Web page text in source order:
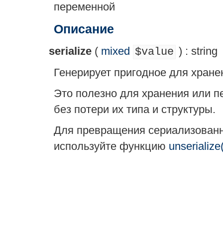
переменной
Описание
serialize ( mixed $value ) : string
Генерирует пригодное для
Это полезно для хранения или
без потери их типа и структуры.
Для превращения
используйте функцию